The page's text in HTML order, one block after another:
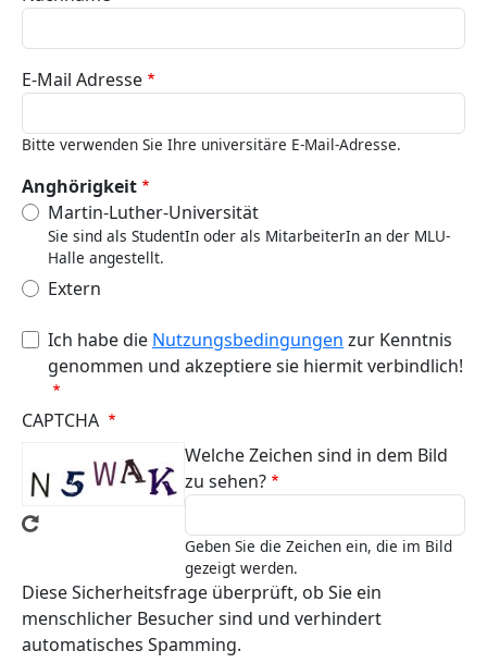
E-Mail Adresse
Bitte verwenden Sie Ihre universitäre E-Mail-Adresse.
Anghörigkeit
Martin-Luther-Universität
Sie sind als StudentIn oder als MitarbeiterIn an der MLU-
Halle angestellt.
Extern
Ich habe die Nutzungsbedingungen zur Kenntnis
genommen und akzeptiere sie hiermit verbindlich!
CAPTCHA
Welche Zeichen sind in dem Bild
zu sehen?
Geben Sie die Zeichen ein, die im Bild
gezeigt werden.
Diese Sicherheitsfrage überprüft, ob Sie ein
menschlicher Besucher sind und verhindert
automatisches Spamming.